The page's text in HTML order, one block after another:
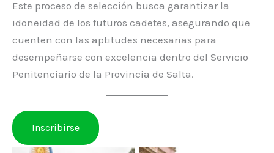
Este proceso de selección busca garantizar la
idoneidad de los futuros cadetes, asegurando que
cuenten con las aptitudes necesarias para
desempeñarse con excelencia dentro del Servicio
Penitenciario de la Provincia de Salta.
Inscribirse